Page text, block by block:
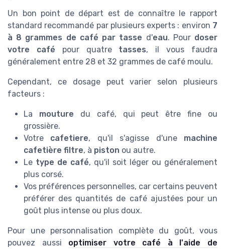
Un bon point de départ est de connaître le rapport
standard recommandé par plusieurs experts : environ 7
à 8 grammes de café par tasse d'eau. Pour doser
votre café pour quatre tasses, il vous faudra
généralement entre 28 et 32 grammes de café moulu.
Cependant, ce dosage peut varier selon plusieurs
facteurs :
La mouture du café, qui peut être fine ou
grossière.
Votre cafetiere, qu'il s'agisse d'une machine
cafetière filtre, à piston ou autre.
Le type de café, qu'il soit léger ou généralement
plus corsé.
Vos préférences personnelles, car certains peuvent
préférer des quantités de café ajustées pour un
goût plus intense ou plus doux.
Pour une personnalisation complète du goût, vous
pouvez aussi optimiser votre café à l'aide de